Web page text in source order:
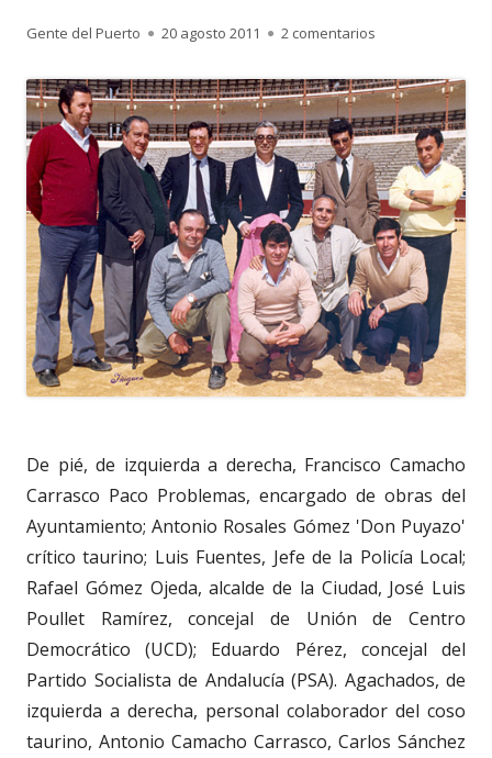
Autor
Gente del Puerto
Publicado
20 agosto 2011 2 comentarios
De pié, de izquierda a derecha, Francisco Camacho
Carrasco Paco Problemas, encargado de obras del
Ayuntamiento; Antonio Rosales Gómez 'Don Puyazo'
crítico taurino; Luis Fuentes, Jefe de la Policía Local;
Rafael Gómez Ojeda, alcalde de la Ciudad, José Luis
Poullet Ramírez, concejal de Unión de Centro
Democrático (UCD); Eduardo Pérez, concejal del
Partido Socialista de Andalucía (PSA). Agachados, de
izquierda a derecha, personal colaborador del coso
taurino, Antonio Camacho Carrasco, Carlos Sánchez